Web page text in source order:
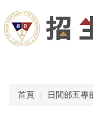
到
主
要
首頁 日間部五專